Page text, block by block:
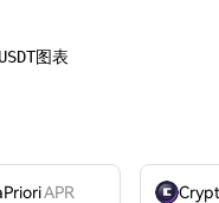
图表
APR